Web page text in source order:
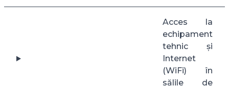
Acces la
echipament
tehnic și
Internet
(WiFi) în
sălile de